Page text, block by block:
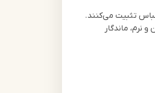
تثبیت می‌کنند.
ماندگار